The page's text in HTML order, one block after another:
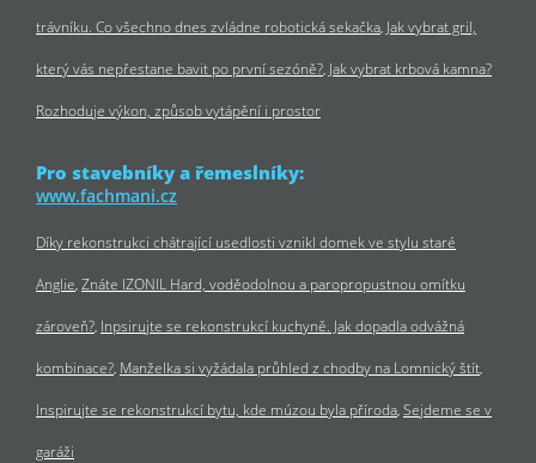
trávníku. Co všechno dnes zvládne robotická sekačka Jak vybrat gril,
který vás nepřestane bavit po první sezóně? Jak vybrat krbová kamna?
Rozhoduje výkon, způsob vytápění i prostor
Pro stavebníky a řemeslníky:
www.fachmani.cz
Díky rekonstrukci chátrající usedlosti vznikl domek ve stylu staré
Anglie Znáte IZONIL Hard, voděodolnou a paropropustnou omítku
zároveň? Inpsirujte se rekonstrukcí kuchyně. Jak dopadla odvážná
kombinace? Manželka si vyžádala průhled z chodby na Lomnický štít
Inspirujte se rekonstrukcí bytu, kde múzou byla příroda Sejdeme se v
garáži